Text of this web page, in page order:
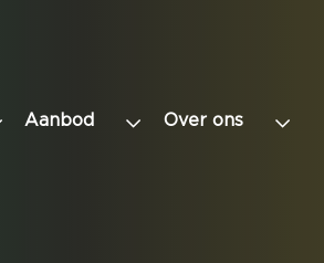
Aanbod Over ons